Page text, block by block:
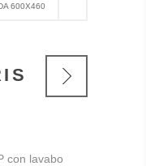
600X460
con lavabo